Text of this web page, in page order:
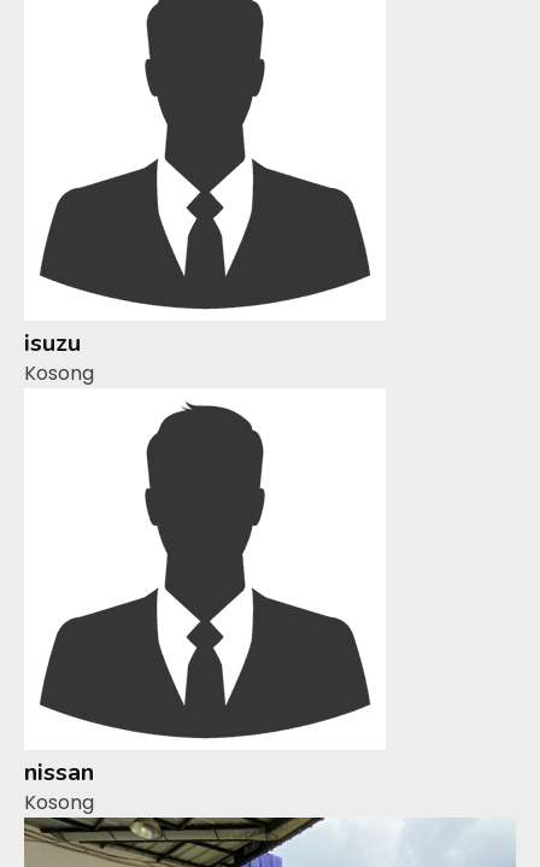
isuzu
Kosong
nissan
Kosong